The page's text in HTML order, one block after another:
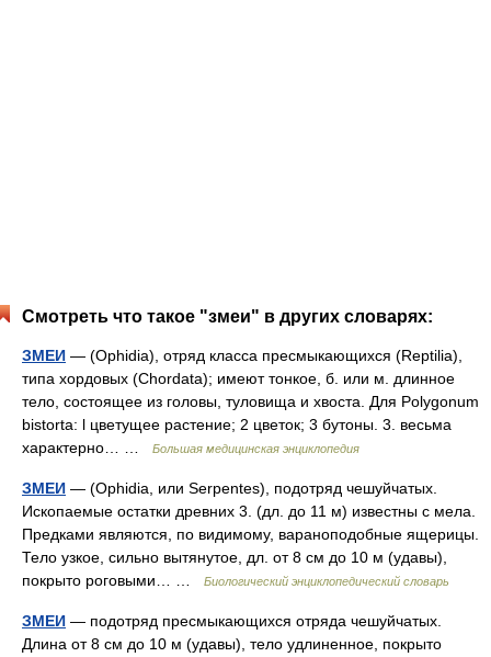
Смотреть что такое "змеи" в других словарях:
ЗМЕИ — (Ophidia), отряд класса пресмыкающихся (Reptilia),
типа хордовых (Chordata); имеют тонкое, б. или м. длинное
тело, состоящее из головы, туловища и хвоста. Для Polygonum
bistorta: l цветущее растение; 2 цветок; 3 бутоны. 3. весьма
характерно… …
Большая медицинская энциклопедия
ЗМЕИ — (Ophidia, или Serpentes), подотряд чешуйчатых.
Ископаемые остатки древних 3. (дл. до 11 м) известны с мела.
Предками являются, по видимому, вараноподобные ящерицы.
Тело узкое, сильно вытянутое, дл. от 8 см до 10 м (удавы),
покрыто роговыми… …
Биологический энциклопедический словарь
ЗМЕИ — подотряд пресмыкающихся отряда чешуйчатых.
Длина от 8 см до 10 м (удавы), тело удлиненное, покрыто